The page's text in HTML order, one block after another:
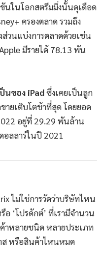
นในโลกสตรีมมิ่งนั้นดุเดือด
ครองตลาด รวมถึง
วนแบ่งการตลาดด้วยเช่น
มีรายได้ 78.13 พัน
นของ iPadซึ่งเคยเป็นลูก
ยเติบโตช้าที่สุด โดยยอด
อยู่ที่ 29.29 พันล้าน
ลลาร์ในปี 2021
ไม่ใช่การวัดว่าบริษัทไหน
‘โปรดักต์’ ที่เรามีจำนวน
าหลายชนิด หลายประเภท
ส หรือสินค้าไหนหมด